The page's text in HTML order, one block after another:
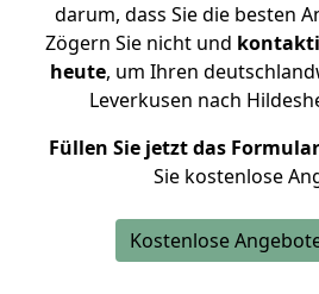
darum, dass Sie die besten
Zögern Sie nicht und
heute, um Ihren
Leverkusen nach
Füllen Sie jetzt das
Sie kostenlose
Kostenlose